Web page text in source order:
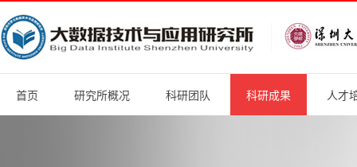
首页 研究所概况 科研团队 科研成果 人才